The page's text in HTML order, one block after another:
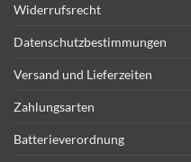
Widerrufsrecht
Datenschutzbestimmungen
Versand und Lieferzeiten
Zahlungsarten
Batterieverordnung